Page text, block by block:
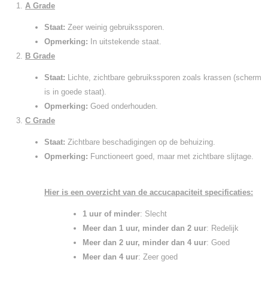
A Grade
Staat: Zeer weinig gebruikssporen.
Opmerking: In uitstekende staat.
B Grade
Staat: Lichte, zichtbare gebruikssporen zoals krassen (scherm
is in goede staat).
Opmerking: Goed onderhouden.
C Grade
Staat: Zichtbare beschadigingen op de behuizing.
Opmerking: Functioneert goed, maar met zichtbare slijtage.
Hier is een overzicht van de accucapaciteit specificaties:
1 uur of minder: Slecht
Meer dan 1 uur, minder dan 2 uur: Redelijk
Meer dan 2 uur, minder dan 4 uur: Goed
Meer dan 4 uur: Zeer goed